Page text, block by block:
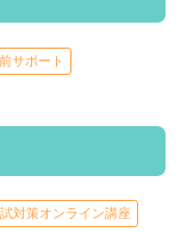
サポート
試対策オンライン講座